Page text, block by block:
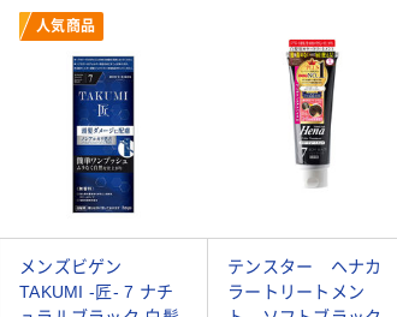
人気商品
メンズビゲン
TAKUMI -匠- 7 ナチ
テンスター ヘナカ
ラートリートメン